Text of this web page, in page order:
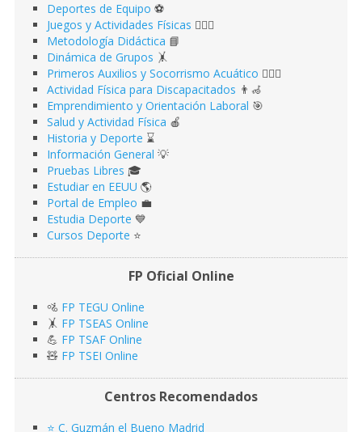
Deportes de Equipo ⚽️
Juegos y Actividades Físicas 🤹🏻‍♂️
Metodología Didáctica 📘
Dinámica de Grupos 🤸
Primeros Auxilios y Socorrismo Acuático 🏊🏻‍♂️
Actividad Física para Discapacitados 👨‍🦽
Emprendimiento y Orientación Laboral 🎯
Salud y Actividad Física 🍎
Historia y Deporte ⌛️
Información General 💡
Pruebas Libres 🎓
Estudiar en EEUU 🌎​
Portal de Empleo 💼
Estudia Deporte 💙
Cursos Deporte ⭐️
FP Oficial Online
🚵 FP TEGU Online
🤸 FP TSEAS Online
💪 FP TSAF Online
🧸 FP TSEI Online
Centros Recomendados
⭐️ C. Guzmán el Bueno Madrid